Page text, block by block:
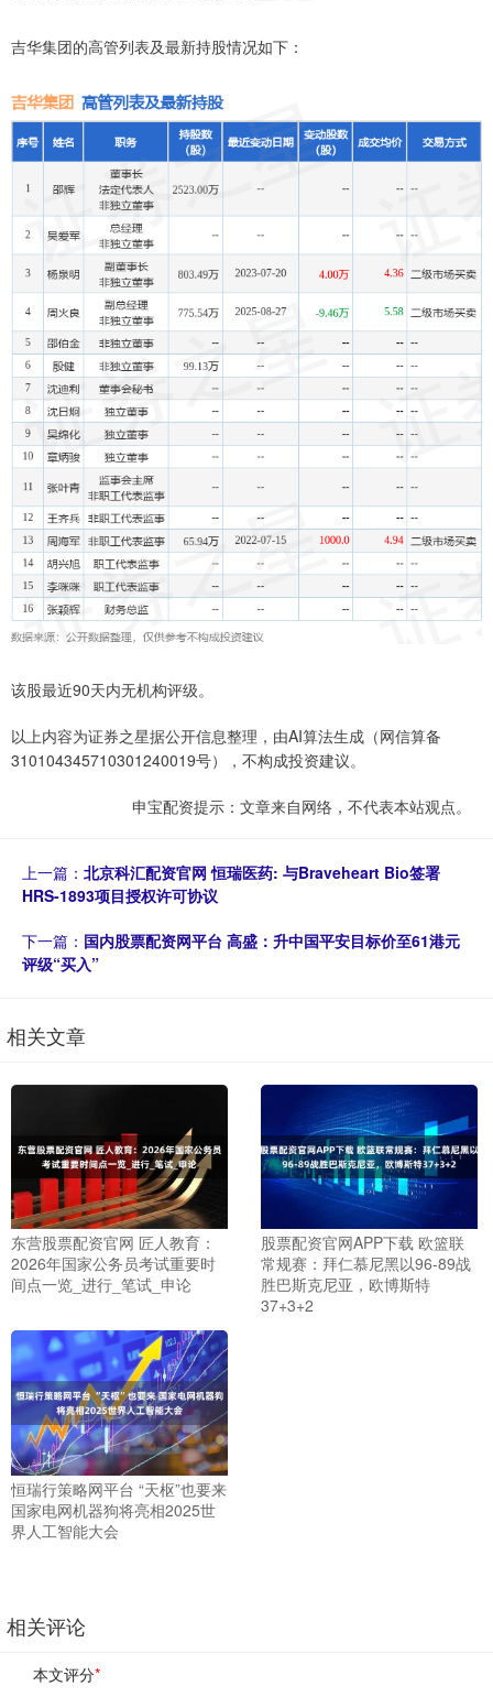
吉华集团的高管列表及最新持股情况如下：
该股最近90天内无机构评级。
以上内容为证券之星据公开信息整理，由AI算法生成（网信算备
310104345710301240019号），不构成投资建议。
申宝配资提示：文章来自网络，不代表本站观点。
上一篇： 北京科汇配资官网 恒瑞医药: 与Braveheart Bio签署
HRS-1893项目授权许可协议
下一篇： 国内股票配资网平台 高盛：升中国平安目标价至61港元
评级“买入”
相关文章
东营股票配资官网 匠人教育：
2026年国家公务员考试重要时
间点一览_进行_笔试_申论
股票配资官网APP下载 欧篮联
常规赛：拜仁慕尼黑以96-89战
胜巴斯克尼亚，欧博斯特
37+3+2
恒瑞行策略网平台 “天枢”也要来
国家电网机器狗将亮相2025世
界人工智能大会
相关评论
本文评分*